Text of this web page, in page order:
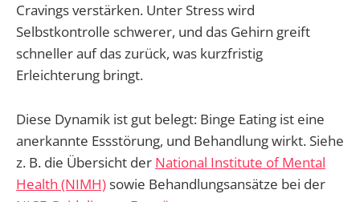
Cravings verstärken. Unter Stress wird
Selbstkontrolle schwerer, und das Gehirn greift
schneller auf das zurück, was kurzfristig
Erleichterung bringt.
Diese Dynamik ist gut belegt: Binge Eating ist eine
anerkannte Essstörung, und Behandlung wirkt. Siehe
z. B. die Übersicht der National Institute of Mental
Health (NIMH)sowie Behandlungsansätze bei der